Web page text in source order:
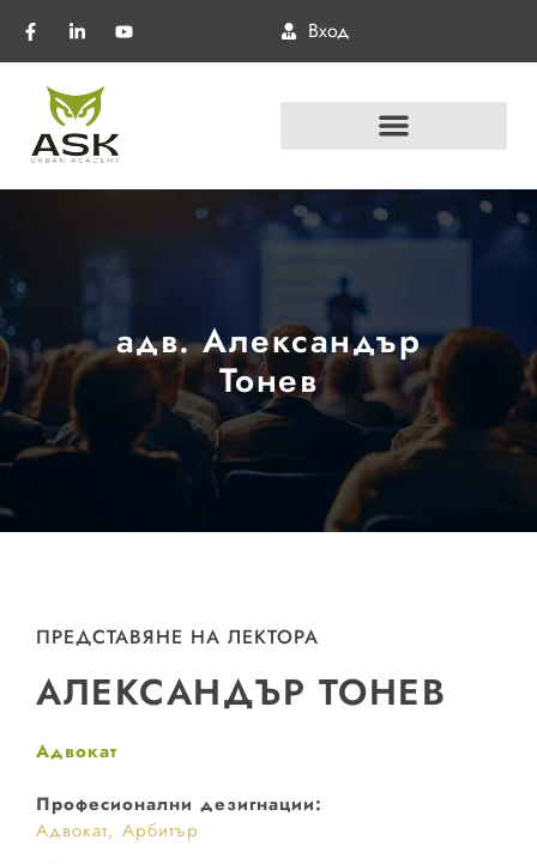
Вход
адв. Александър
Тонев
ПРЕДСТАВЯНЕ НА ЛЕКТОРА
АЛЕКСАНДЪР ТОНЕВ
Адвокат
Професионални дезигнации:
Адвокат, Арбитър